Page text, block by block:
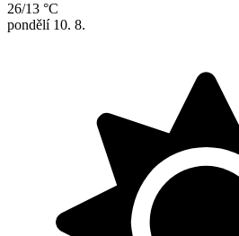
26/13 °C
pondělí 10. 8.